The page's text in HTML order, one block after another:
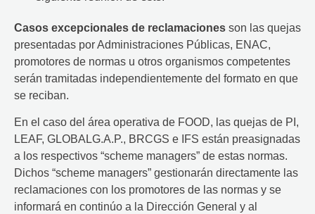
Casos excepcionales de reclamaciones son las quejas
presentadas por Administraciones Públicas, ENAC,
promotores de normas u otros organismos competentes
serán tramitadas independientemente del formato en que
se reciban.
En el caso del área operativa de FOOD, las quejas de PI,
LEAF, GLOBALG.A.P., BRCGS e IFS están preasignadas
a los respectivos “scheme managers” de estas normas.
Dichos “scheme managers” gestionarán directamente las
reclamaciones con los promotores de las normas y se
informará en continúo a la Dirección General y al